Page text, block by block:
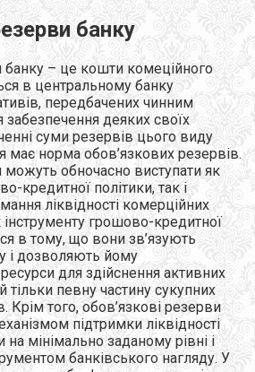
банку
банку – це кошти комеційного
в центральному банку
передбачених чинним
деяких своїх
суми резервів цього виду
має норма обов’язкових резервів.
можуть обночасно виступати як
кредитної політики, так і
ліквідності комерційних
інструменту грошово-кредитної
в тому, що вони зв’язують
і дозволяють йому
для здійснення активних
тільки певну частину сукупних
Крім того, обов’язкові резерви
підтримки ліквідності
на мінімально заданому рівні і
банківського нагляду. У